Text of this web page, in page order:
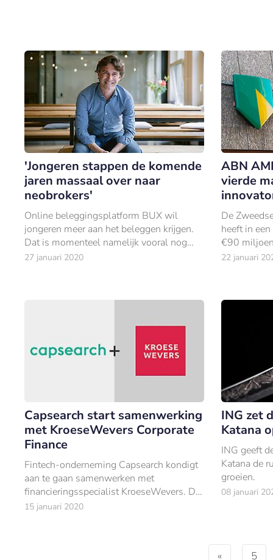
'Jongeren stappen de komende
jaren massaal over naar
neobrokers'
Online beleggingsplatform BUX wil
jongeren meer aan het beleggen krijgen.
Dat is momenteel namelijk vooral nog
iets wat oudere generaties doen. In een
27 januari 2020
ABN
vierde
De
heeft in
€90
niet voor
22 januari
Capsearch start samenwerking
met KroeseWevers Corporate
Finance
Fintech-onderneming Capsearch kondigt
aan te gaan samenwerken met
financieringsspecialist KroeseWevers. De
twee hebben een strategisch partnerschap
15 januari 2020
ING zet
Katana
ING geeft
Katana de
groeien.
08 januari
« 5